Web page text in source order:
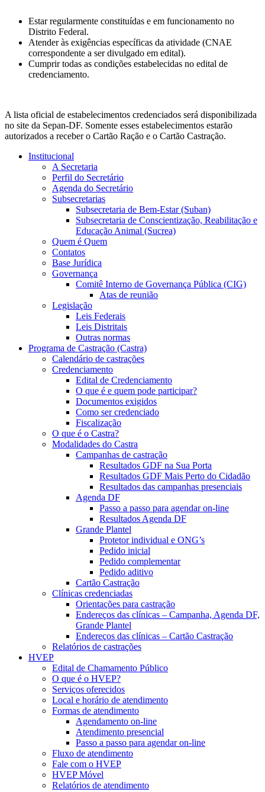
Estar regularmente constituídas e em funcionamento no
Distrito Federal.
Atender às exigências específicas da atividade (CNAE
correspondente a ser divulgado em edital).
Cumprir todas as condições estabelecidas no edital de
credenciamento.
A lista oficial de estabelecimentos credenciados será disponibilizada
no site da Sepan-DF. Somente esses estabelecimentos estarão
autorizados a receber o Cartão Ração e o Cartão Castração.
Institucional
A Secretaria
Perfil do Secretário
Agenda do Secretário
Subsecretarias
Subsecretaria de Bem-Estar (Suban)
Subsecretaria de Conscientização, Reabilitação e
Educação Animal (Sucrea)
Quem é Quem
Contatos
Base Jurídica
Governança
Comitê Interno de Governança Pública (CIG)
Atas de reunião
Legislação
Leis Federais
Leis Distritais
Outras normas
Programa de Castração (Castra)
Calendário de castrações
Credenciamento
Edital de Credenciamento
O que é e quem pode participar?
Documentos exigidos
Como ser credenciado
Fiscalização
O que é o Castra?
Modalidades do Castra
Campanhas de castração
Resultados GDF na Sua Porta
Resultados GDF Mais Perto do Cidadão
Resultados das campanhas presenciais
Agenda DF
Passo a passo para agendar on-line
Resultados Agenda DF
Grande Plantel
Protetor individual e ONG’s
Pedido inicial
Pedido complementar
Pedido aditivo
Cartão Castração
Clínicas credenciadas
Orientações para castração
Endereços das clínicas – Campanha, Agenda DF,
Grande Plantel
Endereços das clínicas – Cartão Castração
Relatórios de castrações
HVEP
Edital de Chamamento Público
O que é o HVEP?
Serviços oferecidos
Local e horário de atendimento
Formas de atendimento
Agendamento on-line
Atendimento presencial
Passo a passo para agendar on-line
Fluxo de atendimento
Fale com o HVEP
HVEP Móvel
Relatórios de atendimento